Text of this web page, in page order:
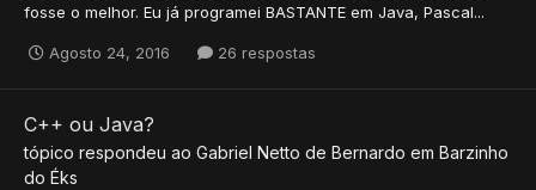
fosse o melhor. Eu já programei BASTANTE em Java, Pascal...
Agosto 24, 2016 26 respostas
C++ ou Java?
tópico respondeu ao Gabriel Netto de Bernardo em Barzinho
do Éks